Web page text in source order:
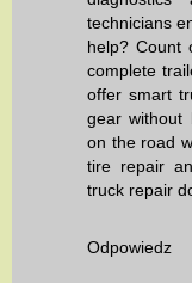
technicians
help? Count
complete
offer smart
gear without
on the road
tire repair
truck repair
Odpowiedz